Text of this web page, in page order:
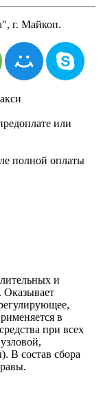
г. Майкоп.
или
полной оплаты
и
Оказывает
в
при всех
В состав сбора